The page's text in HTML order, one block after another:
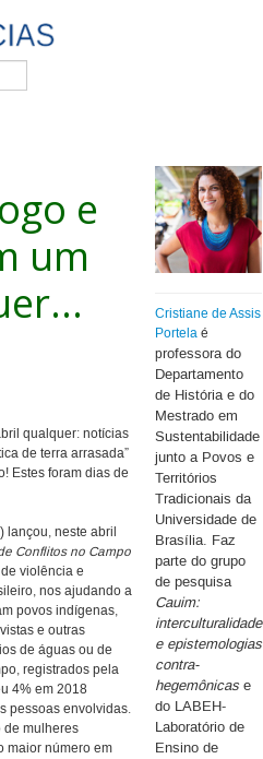
Cristiane de Assis
Portelaé
professora do
Departamento
de História e do
Mestrado em
Sustentabilidade
junto a Povos e
Territórios
Tradicionais da
Universidade de
Brasília. Faz
parte dogrupo
de pesquisa
Cauim:
interculturalidade
e epistemologias
contra-
hegemônicase
do LABEH-
Laboratório de
Ensino de
e
um
qualquer: notícias
de terra arrasada”
Estes foram dias de
lançou, neste abril
Conflitos no Campo
violência e
nos ajudando a
povos indígenas,
e outras
de águas ou de
registrados pela
4% em 2018
pessoas envolvidas.
de mulheres
maior número em